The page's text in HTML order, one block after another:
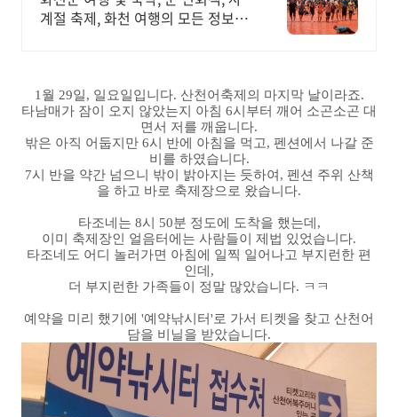
계절 축제, 화천 여행의 모든 정보를
1월 29일, 일요일입니다. 산천어축제의 마지막 날이라죠.
타남매가 잠이 오지 않았는지 아침 6시부터 깨어 소곤소곤 대
면서 저를 깨웁니다.
밖은 아직 어둡지만 6시 반에 아침을 먹고, 펜션에서 나갈 준
비를 하였습니다.
7시 반을 약간 넘으니 밖이 밝아지는 듯하여, 펜션 주위 산책
을 하고 바로 축제장으로 왔습니다.
타조네는 8시 50분 정도에 도착을 했는데,
이미 축제장인 얼음터에는 사람들이 제법 있었습니다.
타조네도 어디 놀러가면 아침에 일찍 일어나고 부지런한 편
인데,
더 부지런한 가족들이 정말 많았습니다. ㅋㅋ
예약을 미리 했기에 '예약낚시터'로 가서 티켓을 찾고 산천어
담을 비닐을 받았습니다.